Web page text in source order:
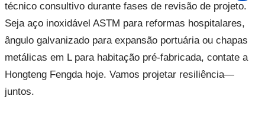
técnico consultivo durante fases de revisão de projeto.
Seja aço inoxidável ASTM para reformas hospitalares,
ângulo galvanizado para expansão portuária ou chapas
metálicas em L para habitação pré-fabricada, contate a
Hongteng Fengda hoje. Vamos projetar resiliência—
juntos.